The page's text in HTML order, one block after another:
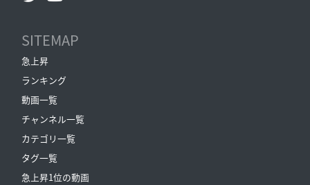
SITEMAP
急上昇
ランキング
動画一覧
チャンネル一覧
カテゴリ一覧
タグ一覧
急上昇1位の動画